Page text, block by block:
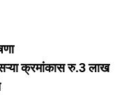
क्रमांकास रु.3 लाख